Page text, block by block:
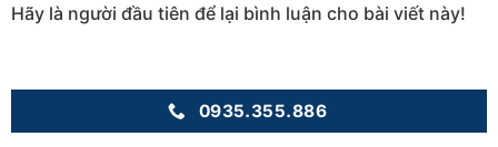
Hãy là người đầu tiên để lại bình luận cho bài viết này!
0935.355.886